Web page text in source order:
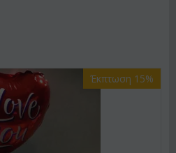
Έκπτωση 15%